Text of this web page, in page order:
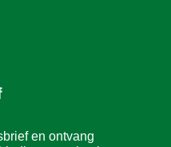
en ontvang